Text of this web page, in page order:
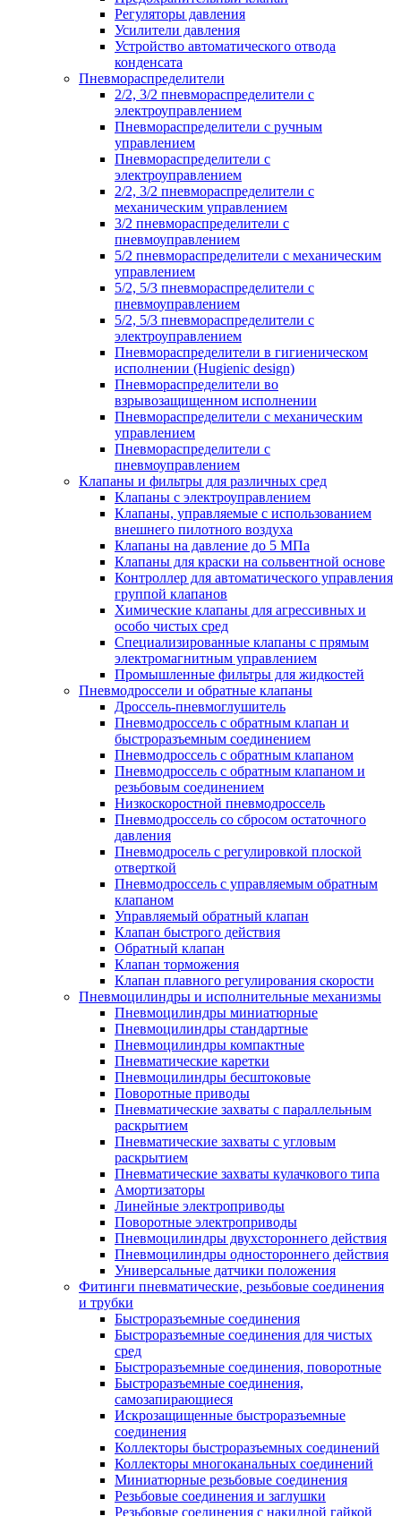
Регуляторы давления
Усилители давления
Устройство автоматического отвода
конденсата
Пневмораспределители
2/2, 3/2 пневмораспределители с
электроуправлением
Пневмораспределители с ручным
управлением
Пневмораспределители с
электроуправлением
2/2, 3/2 пневмораспределители с
механическим управлением
3/2 пневмораспределители с
пневмоуправлением
5/2 пневмораспределители с механическим
управлением
5/2, 5/3 пневмораспределители с
пневмоуправлением
5/2, 5/3 пневмораспределители с
электроуправлением
Пневмораспределители в гигиеническом
исполнении (Hugienic design)
Пневмораспределители во
взрывозащищенном исполнении
Пневмораспределители с механическим
управлением
Пневмораспределители с
пневмоуправлением
Клапаны и фильтры для различных сред
Клапаны с электроуправлением
Клапаны, управляемые с использованием
внешнего пилотноrо воздуха
Клапаны на давление до 5 МПа
Клапаны для краски на сольвентной основе
Контроллер для автоматического управления
группой клапанов
Химические клапаны для агрессивных и
особо чистых сред
Специализированные клапаны с прямым
электромагнитным управлением
Промышленные фильтры для жидкостей
Пневмодроссели и обратные клапаны
Дроссель-пневмоглушитель
Пневмодроссель с обратным клапан и
быстроразъемным соединением
Пневмодроссель с обратным клапаном
Пневмодроссель с обратным клапаном и
резьбовым соединением
Низкоскоростной пневмодроссель
Пневмодроссель со сбросом остаточного
давления
Пневмодросель с регулировкой плоской
отверткой
Пневмодроссель с управляемым обратным
клапаном
Управляемый обратный клапан
Клапан быстрого действия
Обратный клапан
Клапан торможения
Клапан плавного регулирования скорости
Пневмоцилиндры и исполнительные механизмы
Пневмоцилиндры миниатюрные
Пневмоцилиндры стандартные
Пневмоцилиндры компактные
Пневматические каретки
Пневмоцилиндры бесштоковые
Поворотные приводы
Пневматические захваты с параллельным
раскрытием
Пневматические захваты с угловым
раскрытием
Пневматические захваты кулачкового типа
Амортизаторы
Линейные электроприводы
Поворотные электроприводы
Пневмоцилиндры двухстороннего действия
Пневмоцилиндры одностороннего действия
Универсальные датчики положения
Фитинги пневматические, резьбовые соединения
и трубки
Быстроразъемные соединения
Быстроразъемные соединения для чистых
сред
Быстроразъемные соединения, поворотные
Быстроразъемные соединения,
самозапирающиеся
Искрозащищенные быстроразъемные
соединения
Коллекторы быстроразъемных соединений
Коллекторы многоканальных соединений
Миниатюрные резьбовые соединения
Резьбовые соединения и заглушки
Резьбовые соединения с накидной гайкой